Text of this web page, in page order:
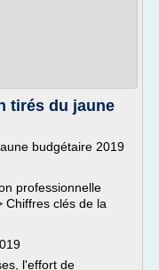
tirés du jaune
budgétaire 2019
professionnelle
Chiffres clés de la
l'effort de